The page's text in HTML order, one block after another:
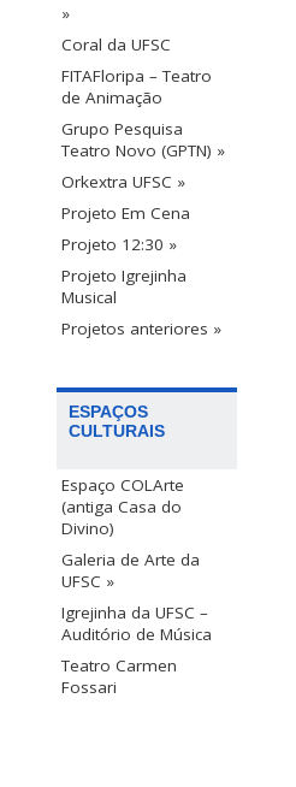
»
Coral da UFSC
FITAFloripa – Teatro
de Animação
Grupo Pesquisa
Teatro Novo (GPTN) »
Orkextra UFSC »
Projeto Em Cena
Projeto 12:30 »
Projeto Igrejinha
Musical
Projetos anteriores »
ESPAÇOS
CULTURAIS
Espaço COLArte
(antiga Casa do
Divino)
Galeria de Arte da
UFSC »
Igrejinha da UFSC –
Auditório de Música
Teatro Carmen
Fossari